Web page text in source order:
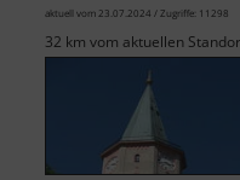
aktuell vom 23.07.2024 / Zugriffe: 11298
32 km vom aktuellen